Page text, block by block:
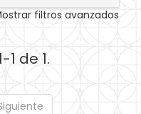
filtros avanzados
1 de 1.